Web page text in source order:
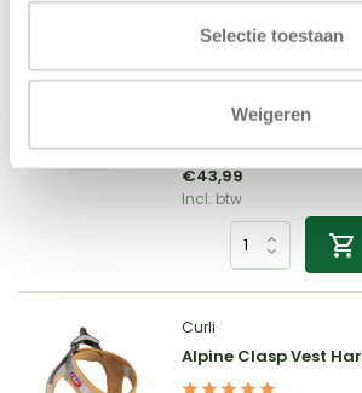
Selectie toestaan
Weigeren
Curli
Vernieuwde Belka
€43,99
Incl. btw
Curli
Alpine Clasp Vest